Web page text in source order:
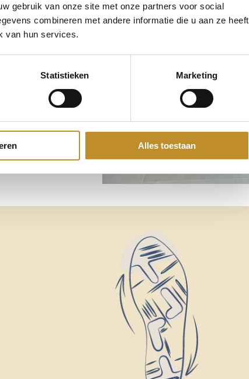
gebruik van onze site met onze partners voor social
combineren met andere informatie die u aan ze heeft
van hun services.
Statistieken Marketing
Alles toestaan